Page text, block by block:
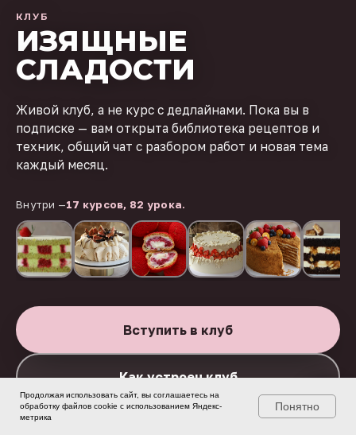
КЛУБ
ИЗЯЩНЫЕ
СЛАДОСТИ
Живой клуб, а не курс с дедлайнами. Пока вы в
подписке — вам открыта библиотека рецептов и
техник, общий чат с разбором работ и новая тема
каждый месяц.
Внутри —17 курсов, 82 урока.
Вступить в клуб
Как устроен клуб
Продолжая использовать сайт, вы соглашаетесь на
обработку файлов cookie с использованием Яндекс-
метрика
Понятно